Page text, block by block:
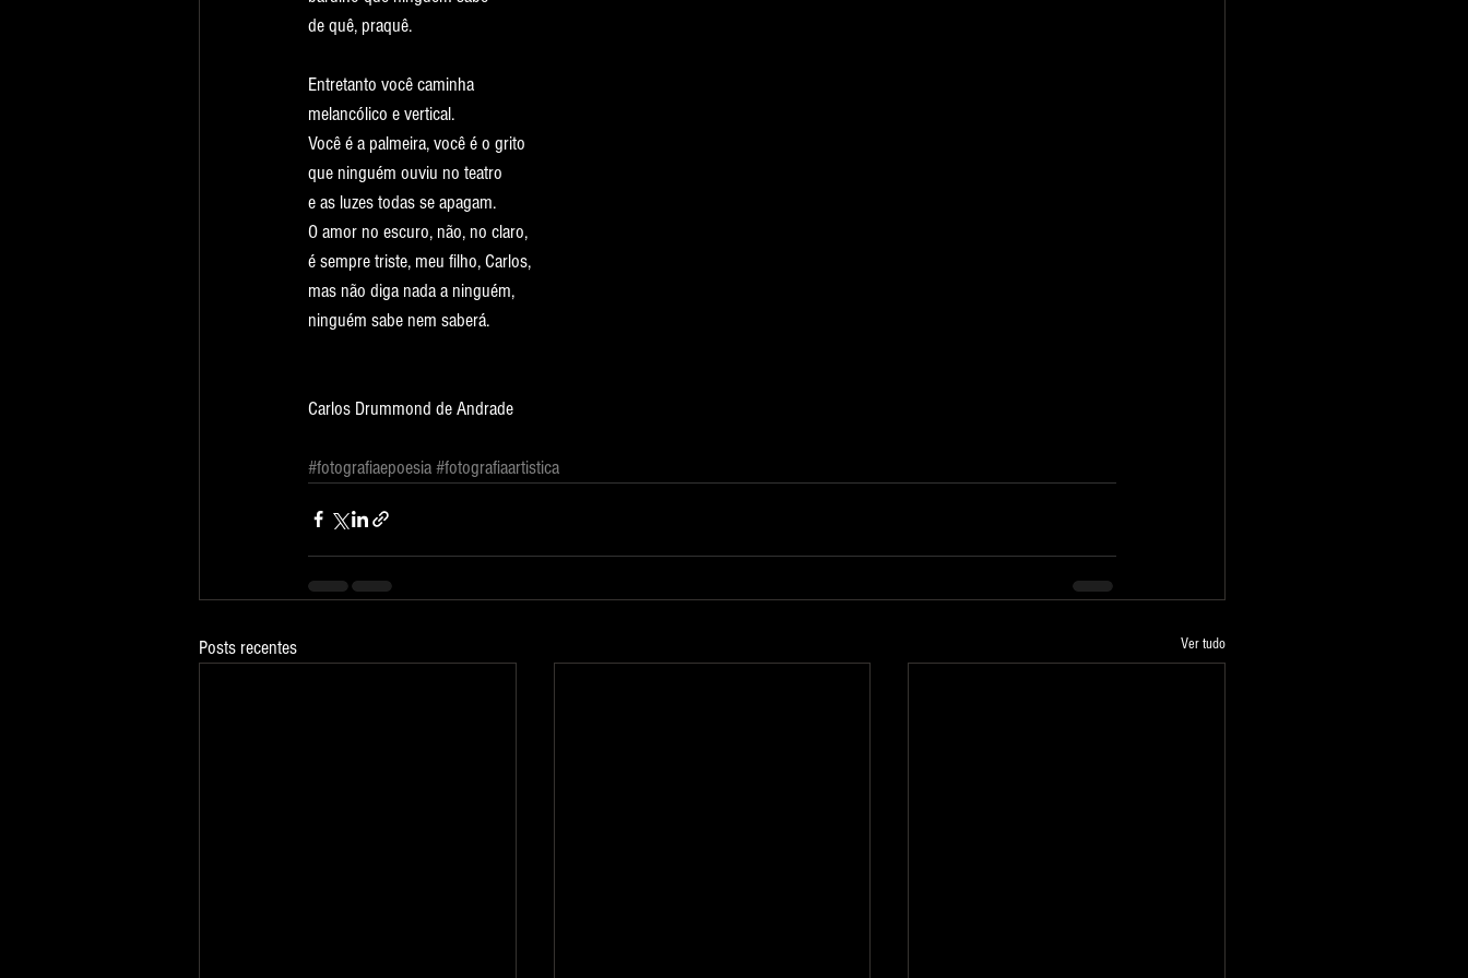
de quê, praquê.
Entretanto você caminha
melancólico e vertical.
Você é a palmeira, você é o grito
que ninguém ouviu no teatro
e as luzes todas se apagam.
O amor no escuro, não, no claro,
é sempre triste, meu filho, Carlos,
mas não diga nada a ninguém,
ninguém sabe nem saberá.
Carlos Drummond de Andrade
#fotografiaepoesia#fotografiaartistica
Posts recentes Ver tudo